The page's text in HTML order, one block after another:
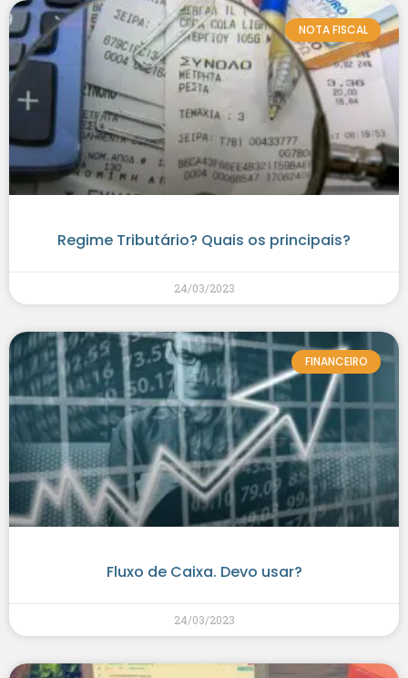
NOTA FISCAL
Regime Tributário? Quais os principais?
24/03/2023
FINANCEIRO
Fluxo de Caixa. Devo usar?
24/03/2023